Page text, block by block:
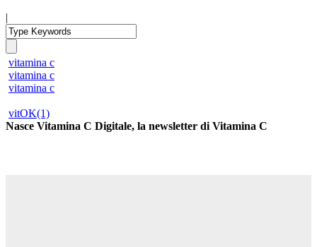
|
vitamina c
vitamina c
vitamina c
vitOK(1)
Nasce Vitamina C Digitale, la newsletter di Vitamina C